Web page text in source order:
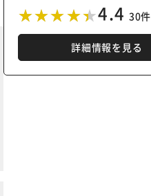
4.4 30件
詳細情報を見る